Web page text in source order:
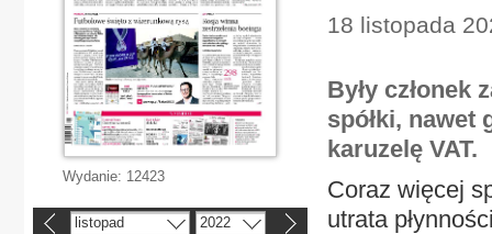
18 listopada
Były członek
spółki, nawet
karuzelę VAT.
Coraz więcej
utrata
Wydanie: 12423
listopad 2022